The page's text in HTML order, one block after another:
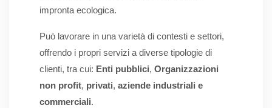
impronta ecologica.
Può lavorare in una varietà di contesti e settori,
offrendo i propri servizi a diverse tipologie di
clienti, tra cui: Enti pubblici, Organizzazioni
non profit, privati, aziende industriali e
commerciali.